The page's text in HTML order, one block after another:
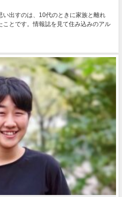
い出すのは、10代のときに家族と離れ
とです。情報誌を見て住み込みのアル